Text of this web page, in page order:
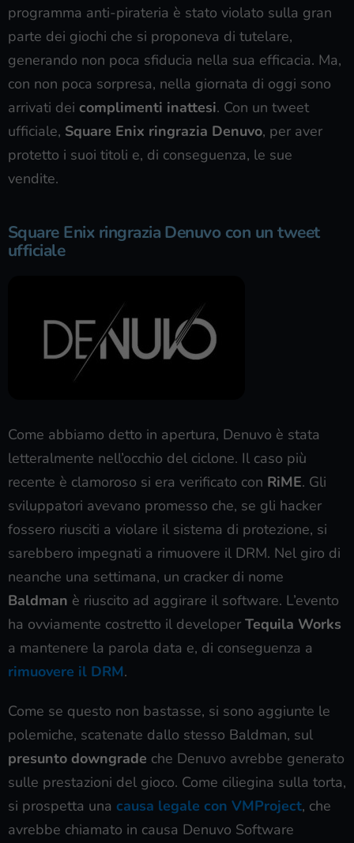
programma anti-pirateria è stato violato sulla gran
parte dei giochi che si proponeva di tutelare,
generando non poca sfiducia nella sua efficacia. Ma,
con non poca sorpresa, nella giornata di oggi sono
arrivati dei complimenti inattesi. Con un tweet
ufficiale, Square Enix ringrazia Denuvo, per aver
protetto i suoi titoli e, di conseguenza, le sue
vendite.
Square Enix ringrazia Denuvo con un tweet
ufficiale
Come abbiamo detto in apertura, Denuvo è stata
letteralmente nell’occhio del ciclone. Il caso più
recente è clamoroso si era verificato con RiME. Gli
sviluppatori avevano promesso che, se gli hacker
fossero riusciti a violare il sistema di protezione, si
sarebbero impegnati a rimuovere il DRM. Nel giro di
neanche una settimana, un cracker di nome
Baldman è riuscito ad aggirare il software. L’evento
ha ovviamente costretto il developer Tequila Works
a mantenere la parola data e, di conseguenza a
rimuovere il DRM.
Come se questo non bastasse, si sono aggiunte le
polemiche, scatenate dallo stesso Baldman, sul
presunto downgrade che Denuvo avrebbe generato
sulle prestazioni del gioco. Come ciliegina sulla torta,
si prospetta una causa legale con VMProject, che
avrebbe chiamato in causa Denuvo Software